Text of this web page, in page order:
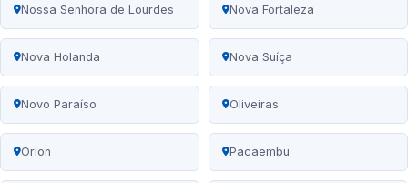
Nossa Senhora de Lourdes Nova Fortaleza
Nova Holanda Nova Suíça
Novo Paraíso Oliveiras
Orion Pacaembu